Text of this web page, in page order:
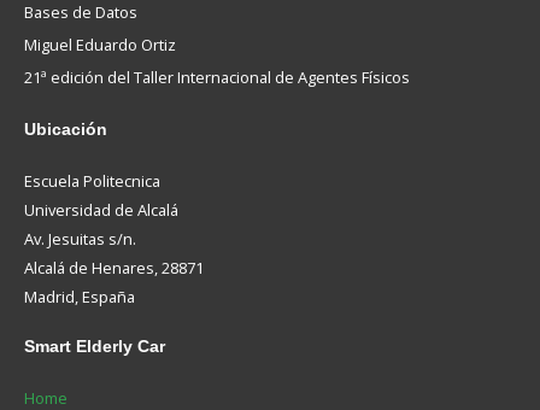
Bases de Datos
Miguel Eduardo Ortiz
21ª edición del Taller Internacional de Agentes Físicos
Ubicación
Escuela Politecnica
Universidad de Alcalá
Av. Jesuitas s/n.
Alcalá de Henares, 28871
Madrid, España
Smart Elderly Car
Home